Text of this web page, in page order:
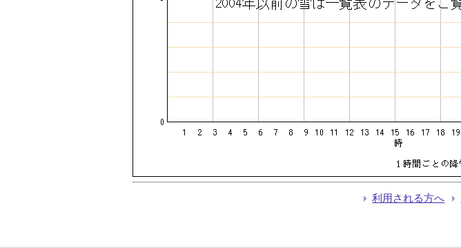
利用される方へ